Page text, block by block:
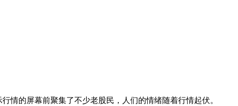
的屏幕前聚集了不少老股民，人们的情绪随着行情起伏。